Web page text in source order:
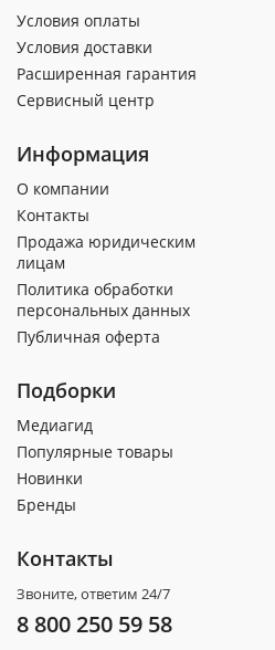
Условия оплаты
Условия доставки
Расширенная гарантия
Сервисный центр
Информация
О компании
Контакты
Продажа юридическим
лицам
Политика обработки
персональных данных
Публичная оферта
Подборки
Медиагид
Популярные товары
Новинки
Бренды
Контакты
Звоните, ответим 24/7
8 800 250 59 58